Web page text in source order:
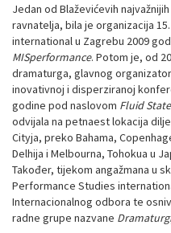
Jedan od Blaževićevih
ravnatelja, bila je organizacija
international u Zagrebu 2009
MISperformance. Potom je, od
dramaturga, glavnog
inovativnoj i disperziranoj
godine pod naslovom Fluid
odvijala na petnaest lokacija
Cityja, preko Bahama,
Delhija i Melbourna, Tohokua u
Također, tijekom angažmana u
Performance Studies
Internacionalnog odbora te
radne grupe nazvane